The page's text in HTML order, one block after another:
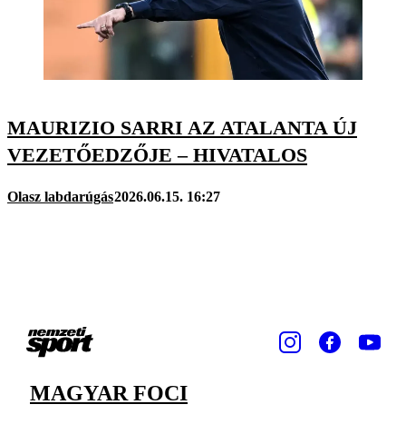
MAURIZIO SARRI AZ ATALANTA ÚJ
VEZETŐEDZŐJE – HIVATALOS
Olasz labdarúgás2026.06.15. 16:27
MAGYAR FOCI